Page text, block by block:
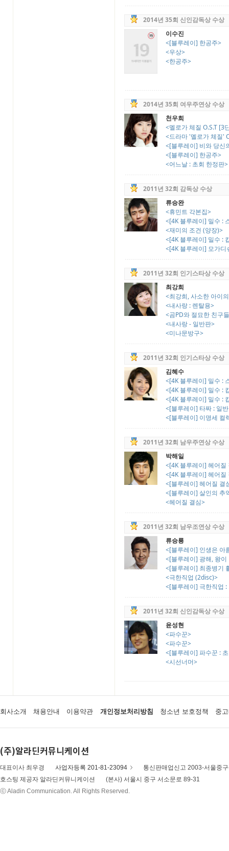
2014년 35회 신인감독상 수상
이수진
<[블루레이] 한공주>
<우상>
<한공주>
2014년 35회 여우주연상 수상
천우희
<멜로가 체질 O.S.T [3
<드라마 '멜로가 체질'
<[블루레이] 비와 당신
<[블루레이] 한공주>
<어느날 : 초회 한정판>
2011년 32회 감독상 수상
류승완
<휴민트 각본집>
<[4K 블루레이] 밀수 :
<재미의 조건 (양장)>
<[4K 블루레이] 밀수 :
<[4K 블루레이] 모가디
2011년 32회 인기스타상 수상
최강희
<최강희, 사소한 아이
<내사랑 : 렌탈용>
<곰PD와 절묘한 친구
<내사랑 - 일반판>
<미나문방구>
2011년 32회 인기스타상 수상
김혜수
<[4K 블루레이] 밀수 :
<[4K 블루레이] 밀수 :
<[4K 블루레이] 밀수 :
<[블루레이] 타짜 : 일
<[블루레이] 이명세 컬
2011년 32회 남우주연상 수상
박해일
<[4K 블루레이] 헤어질
<[4K 블루레이] 헤어질
<[블루레이] 헤어질 결
<[블루레이] 살인의 추
<헤어질 결심>
2011년 32회 남우조연상 수상
류승룡
<[블루레이] 인생은 아
<[블루레이] 광해, 왕이
<[블루레이] 최종병기
<극한직업 (2disc)>
<[블루레이] 극한직업 :
2011년 32회 신인감독상 수상
윤성현
<파수꾼>
<파수꾼>
<[블루레이] 파수꾼 :
<시선너머>
회사소개 채용안내 이용약관 개인정보처리방침 청소년 보호정책 중
(주)알라딘커뮤니케이션
대표이사 최우경 사업자등록 201-81-23094
통신판매업신고 2003-서울중
호스팅 제공자 알라딘커뮤니케이션
(본사) 서울시 중구 서소문로 89-31
ⓒ Aladin Communication. All Rights Reserved.